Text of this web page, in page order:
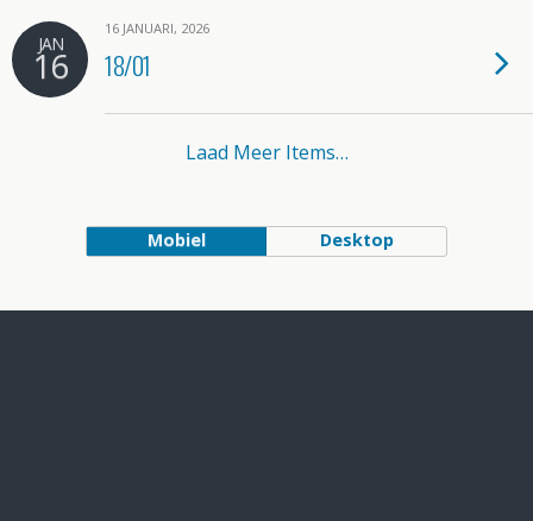
JAN
16
16 JANUARI, 2026
18/01
Laad Meer Items…
Mobiel Desktop